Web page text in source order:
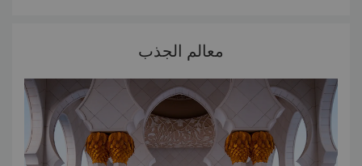
معالم الجذب